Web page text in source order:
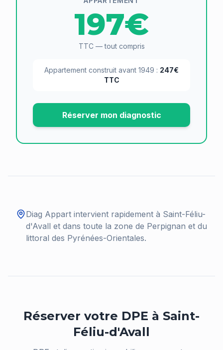
197€
TTC — tout compris
Appartement construit avant 1949 : 247€
TTC
Réserver mon diagnostic
Diag Appart intervient rapidement à Saint-Féliu-
d'Avall et dans toute la zone de Perpignan et du
littoral des Pyrénées-Orientales.
Réserver votre DPE à Saint-
Féliu-d'Avall